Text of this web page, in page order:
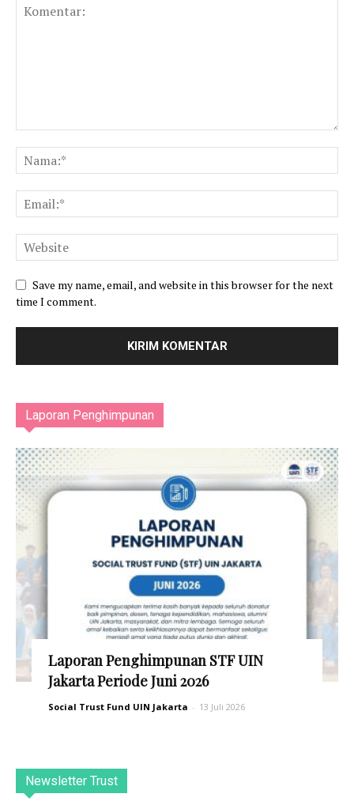
Save my name, email, and website in this browser for the next
time I comment.
Laporan Penghimpunan
Laporan Penghimpunan STF UIN
Jakarta Periode Juni 2026
Social Trust Fund UIN Jakarta - 13 Juli 2026
Newsletter Trust